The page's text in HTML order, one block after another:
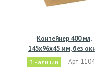
Контейнер 400 мл,
145х96х45 мм, без
В наличии Арт: